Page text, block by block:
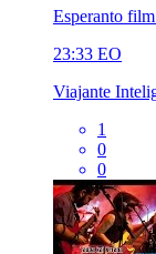
Esperanto
23:33 EO
Viajante
1
0
0